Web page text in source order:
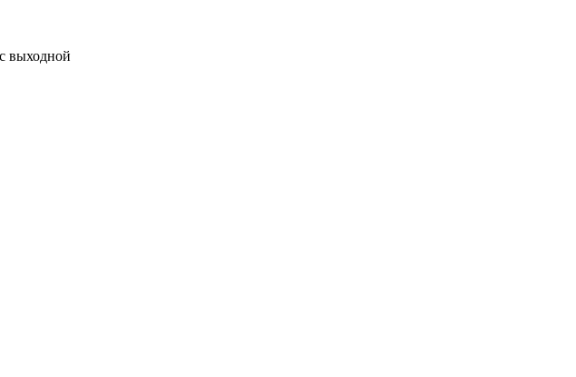
выходной